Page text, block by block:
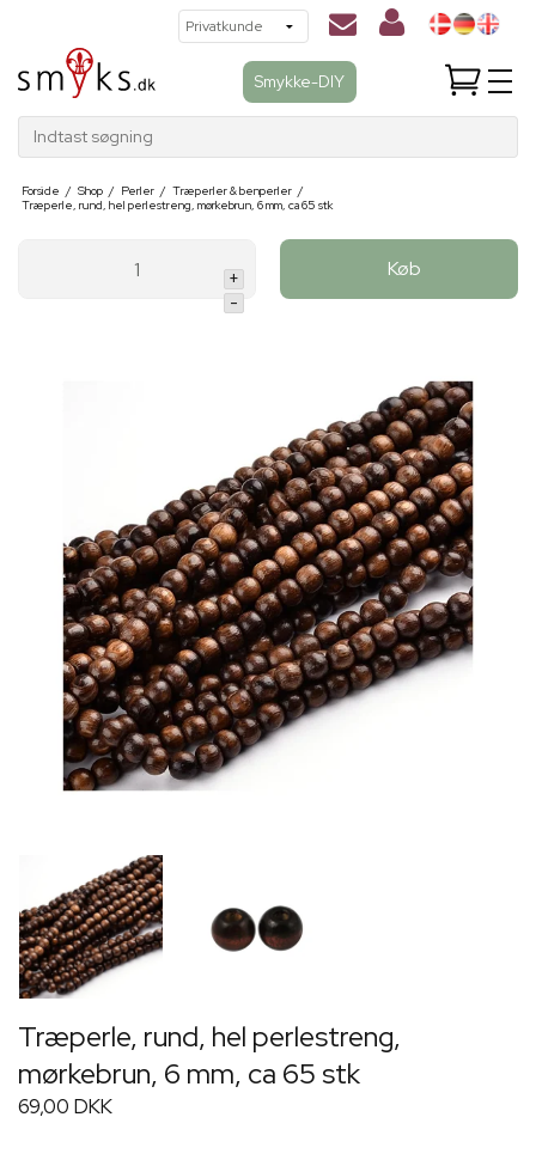
Smykke-DIY
Indtast søgning
Forside / Shop / Perler / Træperler & benperler /
Træperle, rund, hel perlestreng, mørkebrun, 6 mm, ca 65 stk
+
-
Køb
Træperle, rund, hel perlestreng,
mørkebrun, 6 mm, ca 65 stk
69,00 DKK